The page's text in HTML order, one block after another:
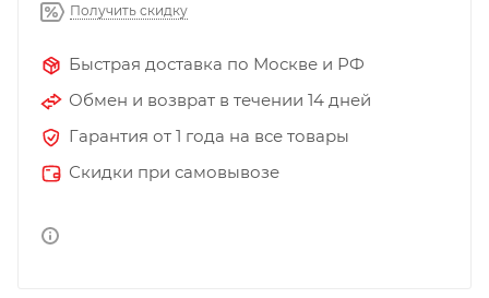
Получить скидку
Быстрая доставка по Москве и РФ
Обмен и возврат в течении 14 дней
Гарантия от 1 года на все товары
Скидки при самовывозе